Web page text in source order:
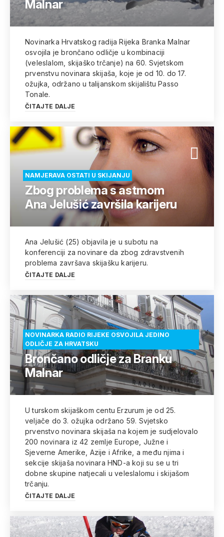
Malnar
Novinarka Hrvatskog radija Rijeka Branka Malnar
osvojila je brončano odličje u kombinaciji
(veleslalom, skijaško trčanje) na 60. Svjetskom
prvenstvu novinara skijaša, koje je od 10. do 17.
ožujka, održano u talijanskom skijalištu Passo
Tonale.
ČITAJTE DALJE
NAMJERAVA OSTATI U SKIJANJU
Zbog problema s astmom
Ana Jelušić završila karijeru
Ana Jelušić (25) objavila je u subotu na
konferenciji za novinare da zbog zdravstvenih
problema završava skijašku karijeru.
ČITAJTE DALJE
NOVINARKA RADIO RIJEKE OSVOJILA JEDINO
ODLIČJE ZA HRVATSKU
Brončano odličje za Branku
Malnar
U turskom skijaškom centu Erzurum je od 25.
veljače do 3. ožujka održano 59. Svjetsko
prvenstvo novinara skijaša na kojem je sudjelovalo
200 novinara iz 42 zemlje Europe, Južne i
Sjeverne Amerike, Azije i Afrike, a među njima i
sekcije skijaša novinara HND-a koji su se u tri
dobne skupine natjecali u veleslalomu i skijašom
trčanju.
ČITAJTE DALJE